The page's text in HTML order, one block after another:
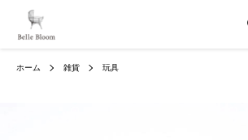
ホーム 雑貨 玩具